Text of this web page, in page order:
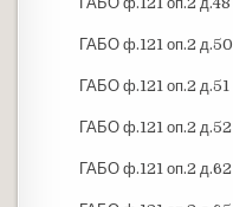
ГАБО ф.121 оп.2 д.50
ГАБО ф.121 оп.2 д.51
ГАБО ф.121 оп.2 д.52
ГАБО ф.121 оп.2 д.62